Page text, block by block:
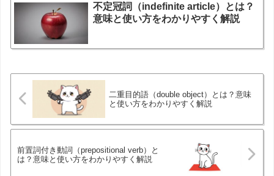
不定冠詞（indefinite article）とは？
意味と使い方をわかりやすく解説
二重目的語（double object）とは？意味
と使い方をわかりやすく解説
前置詞付き動詞（prepositional verb）と
は？意味と使い方をわかりやすく解説